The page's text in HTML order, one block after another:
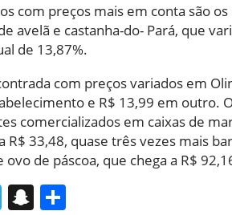
com preços mais em conta são os
avelã e castanha-do- Pará, que
de 13,87%.
com preços variados em
e R$ 13,99 em outro.
comercializados em caixas de
R$ 33,48, quase três vezes mais
de páscoa, que chega a R$
Telegram
Snapchat